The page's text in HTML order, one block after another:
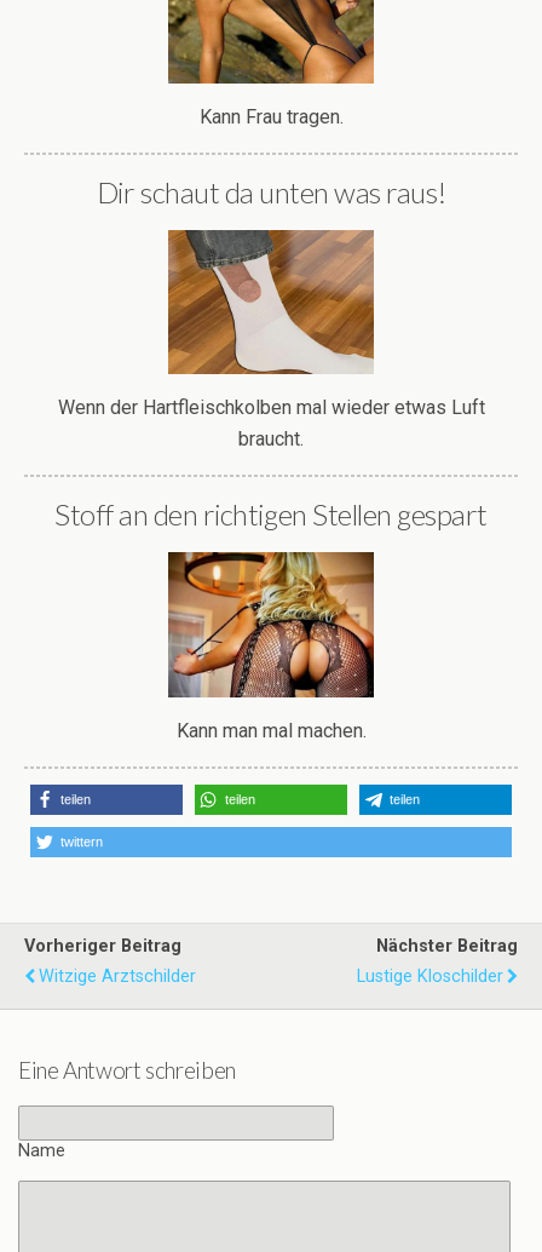
Kann Frau tragen.
Dir schaut da unten was raus!
Wenn der Hartfleischkolben mal wieder etwas Luft
braucht.
Stoff an den richtigen Stellen gespart
Kann man mal machen.
teilen teilen teilen
twittern
Vorheriger Beitrag
Witzige Arztschilder
Nächster Beitrag
Lustige Kloschilder
Eine Antwort schreiben
Name